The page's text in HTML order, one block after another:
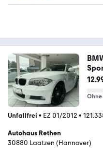
Ohne
Unfallfrei • EZ 01/2012 •
Autohaus Rethen
30880 Laatzen (Hannover)